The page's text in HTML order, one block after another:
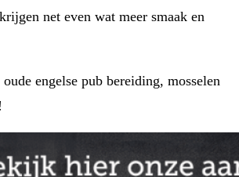
net even wat meer smaak en
engelse pub bereiding, mosselen